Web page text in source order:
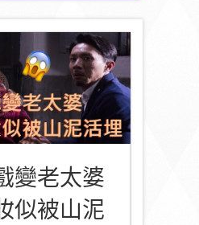
變老太婆
似被山泥